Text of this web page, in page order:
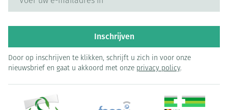
Inschrijven
Door op inschrijven te klikken, schrijft u zich in voor onze
nieuwsbrief en gaat u akkoord met onze privacy policy.